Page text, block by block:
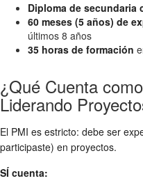
Diploma de secundaria
60 meses (5 años) de
últimos 8 años
35 horas de formación
¿Qué Cuenta
Liderando
El PMI es estricto: debe ser
participaste) en proyectos.
SÍ cuenta: